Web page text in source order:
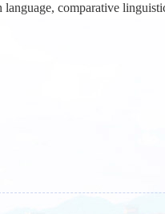
comparative